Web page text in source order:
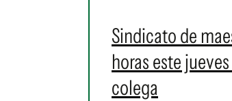
Sindicato de
horas este
colega